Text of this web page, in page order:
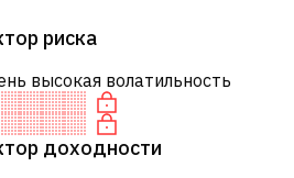
риска
высокая волатильность
доходности